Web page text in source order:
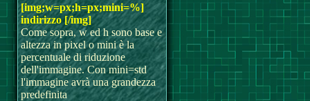
[img;w=px;h=px;mini=%]
indirizzo [/img]
Come sopra, w ed h sono base e
altezza in pixel o mini è la
percentuale di riduzione
dell'immagine. Con mini=std
l'immagine avrà una grandezza
predefinita